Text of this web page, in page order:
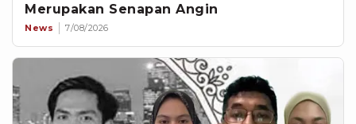
Merupakan Senapan Angin
News 7/08/2026